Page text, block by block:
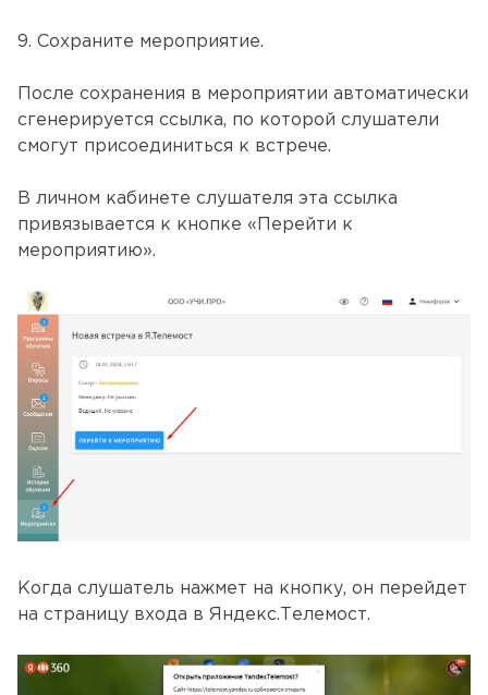
9. Сохраните мероприятие.
После сохранения в мероприятии автоматически
сгенерируется ссылка, по которой слушатели
смогут присоединиться к встрече.
В личном кабинете слушателя эта ссылка
привязывается к кнопке «Перейти к
мероприятию».
Когда слушатель нажмет на кнопку, он перейдет
на страницу входа в Яндекс.Телемост.